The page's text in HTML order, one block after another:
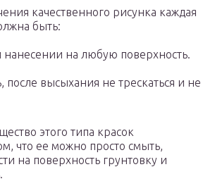
качественного рисунка каждая
быть:
на любую поверхность.
после высыхания не трескаться и не
этого типа красок
что ее можно просто смыть,
на поверхность грунтовку и